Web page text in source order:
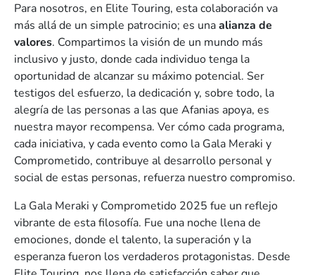
Para nosotros, en Elite Touring, esta colaboración va
más allá de un simple patrocinio; es unaalianza de
valores. Compartimos la visión de un mundo más
inclusivo y justo, donde cada individuo tenga la
oportunidad de alcanzar su máximo potencial. Ser
testigos del esfuerzo, la dedicación y, sobre todo, la
alegría de las personas a las que Afanias apoya, es
nuestra mayor recompensa. Ver cómo cada programa,
cada iniciativa, y cada evento como la Gala Meraki y
Comprometido, contribuye al desarrollo personal y
social de estas personas, refuerza nuestro compromiso.
La Gala Meraki y Comprometido 2025 fue un reflejo
vibrante de esta filosofía. Fue una noche llena de
emociones, donde el talento, la superación y la
esperanza fueron los verdaderos protagonistas. Desde